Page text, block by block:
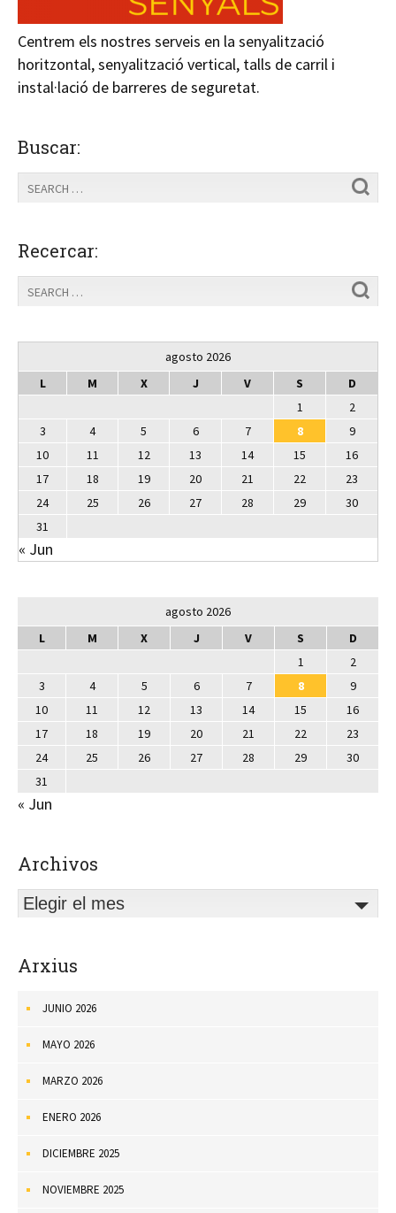
Centrem els nostres serveis en la senyalització
horitzontal, senyalització vertical, talls de carril i
instal·lació de barreres de seguretat.
Buscar:
Recercar:
agosto 2026
L
M X J V S
D
1
2
3
4 5 6 7 8
9
10
11 12 13 14 15
16
17
18 19 20 21 22
23
24
25 26 27 28 29
30
31
« Jun
agosto 2026
L
M X J V S
D
1
2
3
4 5 6 7 8
9
10
11 12 13 14 15
16
17
18 19 20 21 22
23
24
25 26 27 28 29
30
31
« Jun
Archivos
Elegir el mes
Arxius
JUNIO 2026
MAYO 2026
MARZO 2026
ENERO 2026
DICIEMBRE 2025
NOVIEMBRE 2025